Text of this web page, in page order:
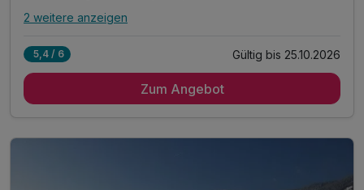
Alle Inklusivleistungen
2 x reichhaltiges Frühstück vom Buffet
2 weitere anzeigen
5,4 / 6 Gültig bis 25.10.2026
Zum Angebot